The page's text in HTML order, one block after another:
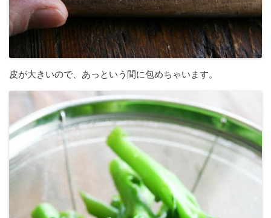
皮が大きいので、あっという間に包めちゃいます。